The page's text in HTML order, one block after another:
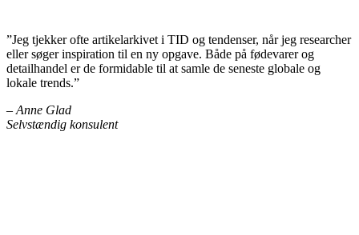
”Jeg tjekker ofte artikelarkivet i TID og tendenser, når jeg researcher
eller søger inspiration til en ny opgave. Både på fødevarer og
detailhandel er de formidable til at samle de seneste globale og
lokale trends.”
– Anne Glad
Selvstændig konsulent